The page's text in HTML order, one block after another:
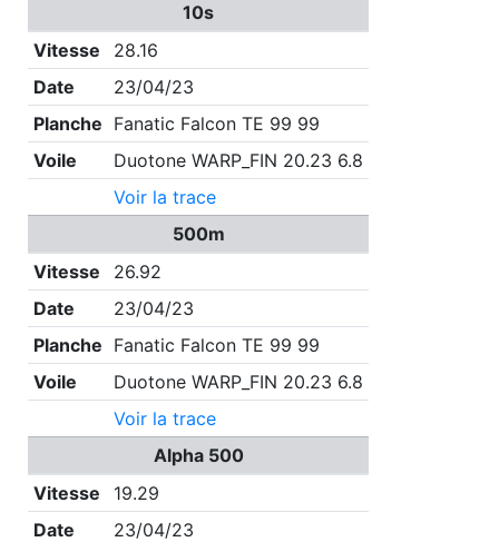
10s
Vitesse
28.16
Date
23/04/23
Planche Fanatic Falcon TE 99 99
Voile
Duotone WARP_FIN 20.23 6.8
Voir la trace
500m
Vitesse
26.92
Date
23/04/23
Planche Fanatic Falcon TE 99 99
Voile
Duotone WARP_FIN 20.23 6.8
Voir la trace
Alpha 500
Vitesse
19.29
Date
23/04/23